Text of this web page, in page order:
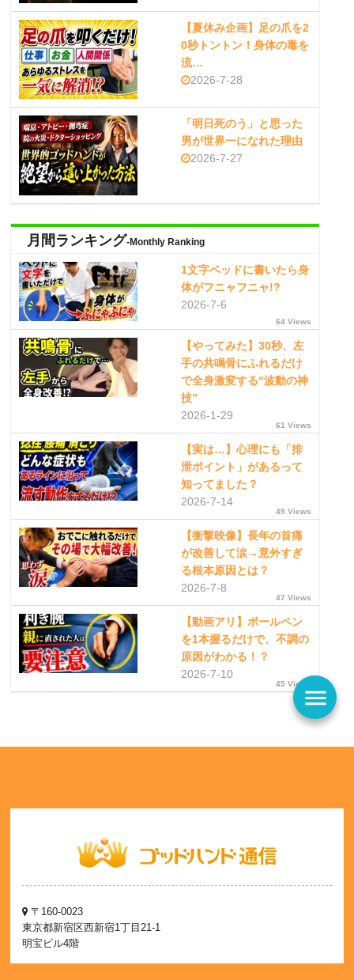
【夏休み企画】足の爪を2
0秒トントン！身体の毒を
流…
2026-7-28
「明日死のう」と思った
男が世界一になれた理由
2026-7-27
月間ランキング-Monthly Ranking
1文字ベッドに書いたら身
体がフニャフニャ!?
2026-7-6
64 Views
【やってみた】30秒、左
手の共鳴骨にふれるだけ
で全身激変する“波動の神
技”
2026-1-29
61 Views
【実は…】心理にも「排
泄ポイント」があるって
知ってました？
2026-7-14
49 Views
【衝撃映像】長年の首痛
が改善して涙→意外すぎ
る根本原因とは？
2026-7-8
47 Views
【動画アリ】ボールペン
を1本握るだけで、不調の
原因がわかる！？
2026-7-10
45 Viewsmenu
〒160-0023
東京都新宿区西新宿1丁目21-1
明宝ビル4階